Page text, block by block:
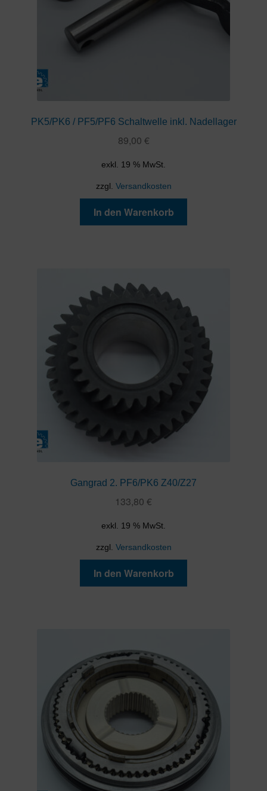
PK5/PK6 / PF5/PF6 Schaltwelle inkl. Nadellager
89,00 €
exkl. 19 % MwSt.
zzgl. Versandkosten
In den Warenkorb
Gangrad 2. PF6/PK6 Z40/Z27
133,80 €
exkl. 19 % MwSt.
zzgl. Versandkosten
In den Warenkorb